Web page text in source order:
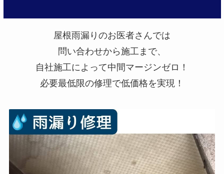
屋根雨漏りのお医者さんでは
問い合わせから施工まで、
自社施工によって中間マージンゼロ！
必要最低限の修理で低価格を実現！